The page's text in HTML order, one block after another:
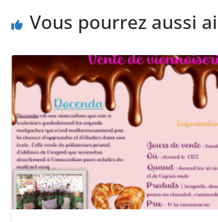
Vous pourrez aussi